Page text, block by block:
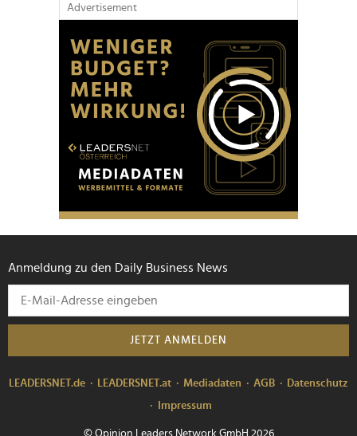
Advertisement
Anmeldung zu den Daily Business News
JETZT ANMELDEN
LEADERSNET.de LEADERSNET.at Mediadaten AGB
Datenschutz
Impressum